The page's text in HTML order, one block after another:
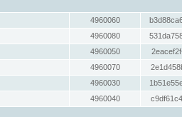
4960060
4960080
4960050
4960070
4960030
4960040